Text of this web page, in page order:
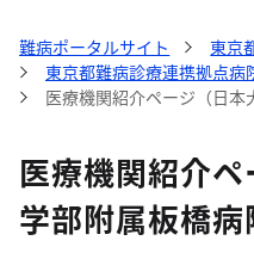
難病ポータルサイト
東京
東京都難病診療連携拠点病
医療機関紹介ページ（日本
医療機関紹介
学部附属板橋病